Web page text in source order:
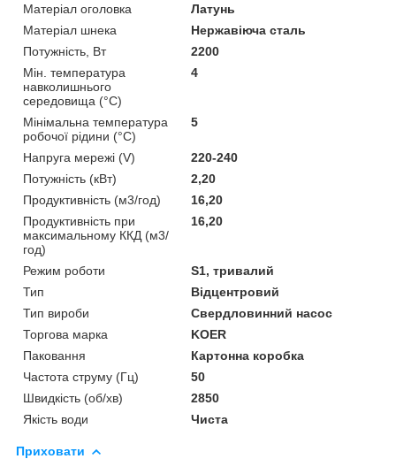
Матеріал оголовка
Латунь
Матеріал шнека
Нержавіюча сталь
Потужність, Вт
2200
Мін. температура
навколишнього
середовища (°C)
4
Мінімальна температура
робочої рідини (°C)
5
Напруга мережі (V)
220-240
Потужність (кВт)
2,20
Продуктивність (м3/год)
16,20
Продуктивність при
максимальному ККД (м3/
год)
16,20
Режим роботи
S1, тривалий
Тип
Відцентровий
Тип вироби
Свердловинний насос
Торгова марка
KOER
Паковання
Картонна коробка
Частота струму (Гц)
50
Швидкість (об/хв)
2850
Якість води
Чиста
Приховати